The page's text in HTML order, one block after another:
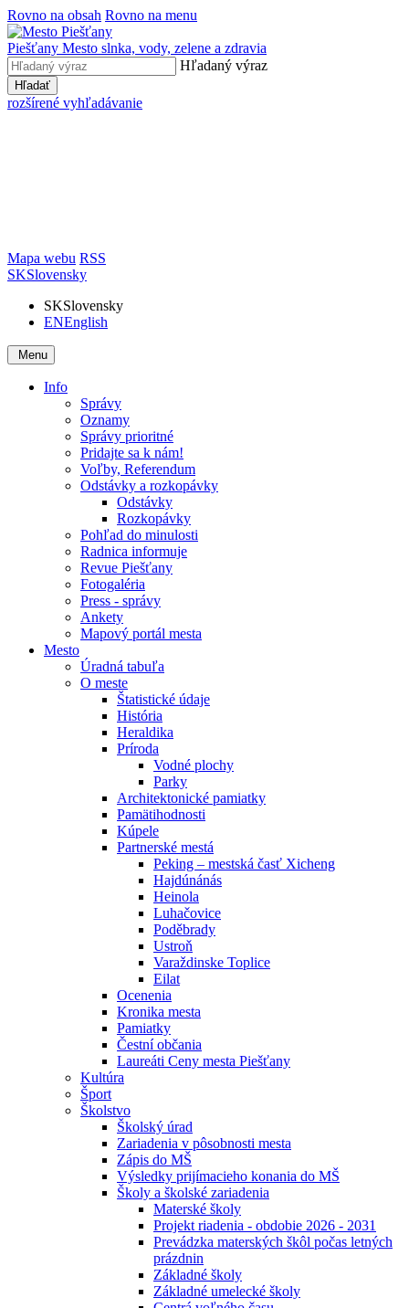
Rovno na obsah Rovno na menu
Piešťany Mesto slnka, vody, zelene a zdravia
Hľadaný výraz
Hľadať
rozšírené vyhľadávanie
Mapa webu RSS
SKSlovensky
SKSlovensky
ENEnglish
Menu
Info
Správy
Oznamy
Správy prioritné
Pridajte sa k nám!
Voľby, Referendum
Odstávky a rozkopávky
Odstávky
Rozkopávky
Pohľad do minulosti
Radnica informuje
Revue Piešťany
Fotogaléria
Press - správy
Ankety
Mapový portál mesta
Mesto
Úradná tabuľa
O meste
Štatistické údaje
História
Heraldika
Príroda
Vodné plochy
Parky
Architektonické pamiatky
Pamätihodnosti
Kúpele
Partnerské mestá
Peking – mestská časť Xicheng
Hajdúnánás
Heinola
Luhačovice
Poděbrady
Ustroň
Varaždinske Toplice
Eilat
Ocenenia
Kronika mesta
Pamiatky
Čestní občania
Laureáti Ceny mesta Piešťany
Kultúra
Šport
Školstvo
Školský úrad
Zariadenia v pôsobnosti mesta
Zápis do MŠ
Výsledky prijímacieho konania do MŠ
Školy a školské zariadenia
Materské školy
Projekt riadenia - obdobie 2026 - 2031
Prevádzka materských škôl počas letných
prázdnin
Základné školy
Základné umelecké školy